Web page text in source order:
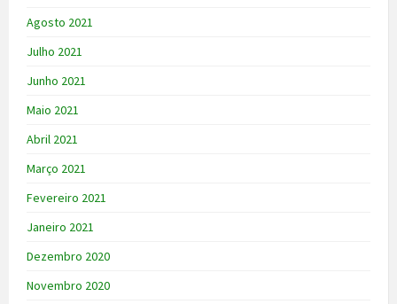
Agosto 2021
Julho 2021
Junho 2021
Maio 2021
Abril 2021
Março 2021
Fevereiro 2021
Janeiro 2021
Dezembro 2020
Novembro 2020